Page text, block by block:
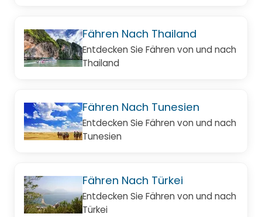
Fähren Nach Thailand
Entdecken Sie Fähren von und nach
Thailand
Fähren Nach Tunesien
Entdecken Sie Fähren von und nach
Tunesien
Fähren Nach Türkei
Entdecken Sie Fähren von und nach
Türkei